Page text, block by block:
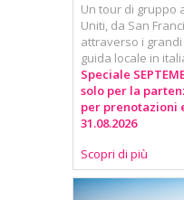
Un tour di gruppo
Uniti, da San
attraverso i grandi
guida locale in
Speciale
solo per la
per prenotazioni
31.08.2026
Scopri di più